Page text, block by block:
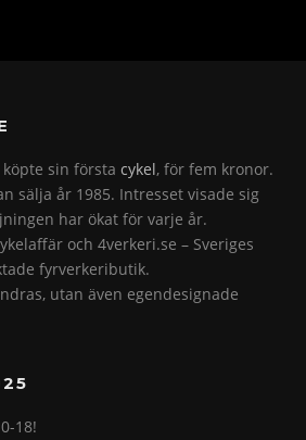
köpte sin förstacykel, för fem kronor.
sälja år 1985. Intresset visade sig
har ökat för varje år.
och 4verkeri.se – Sveriges
fyrverkeributik.
utan även egendesignade
18!